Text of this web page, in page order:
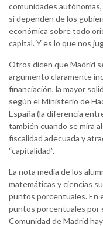
comunidades
sí dependen de los
económica sobre todo
capital. Y es lo que nos
Otros dicen que Madrid
argumento claramente
financiación, la mayor
según el Ministerio de
España (la diferencia
también cuando se mira
fiscalidad adecuada y
“capitalidad”.
La nota media de los
matemáticas y ciencias
puntos porcentuales. En
puntos porcentuales por
Comunidad de Madrid